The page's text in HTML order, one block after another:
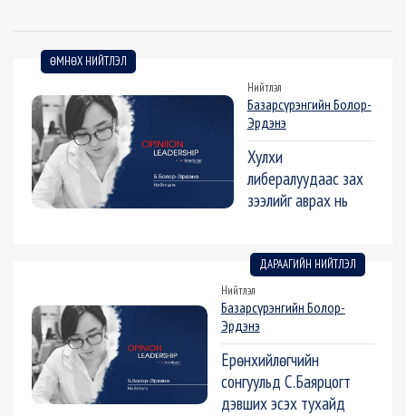
ӨМНӨХ НИЙТЛЭЛ
Нийтлэл
Базарсүрэнгийн Болор-
Эрдэнэ
Хулхи
либералуудаас зах
зээлийг аврах нь
ДАРААГИЙН НИЙТЛЭЛ
Нийтлэл
Базарсүрэнгийн Болор-
Эрдэнэ
Ерөнхийлөгчийн
сонгуульд С.Баярцогт
дэвших эсэх тухайд